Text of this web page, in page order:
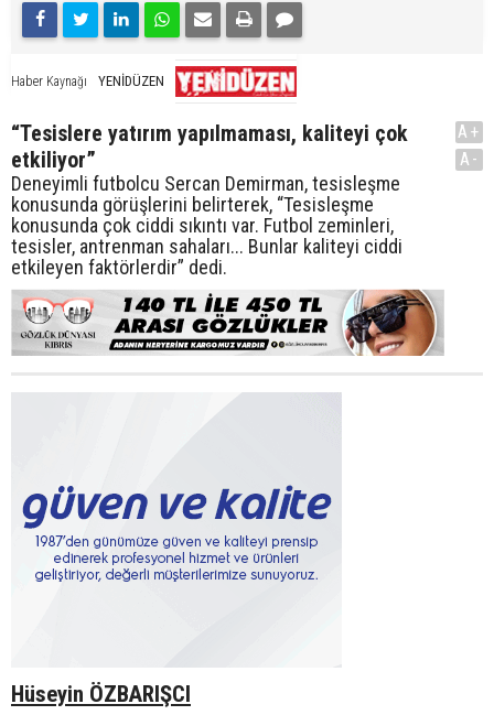
Haber Kaynağı YENİDÜZEN
“Tesislere yatırım yapılmaması, kaliteyi çok
etkiliyor”
Deneyimli futbolcu Sercan Demirman, tesisleşme
konusunda görüşlerini belirterek, “Tesisleşme
konusunda çok ciddi sıkıntı var. Futbol zeminleri,
tesisler, antrenman sahaları... Bunlar kaliteyi ciddi
etkileyen faktörlerdir” dedi.
A+
A-
Hüseyin ÖZBARIŞCI